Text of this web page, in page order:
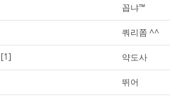
꼽냐™
쿼리쫌 ^^
[1] 약도사
뛰어